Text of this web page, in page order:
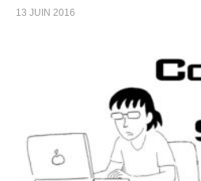
13 JUIN 2016